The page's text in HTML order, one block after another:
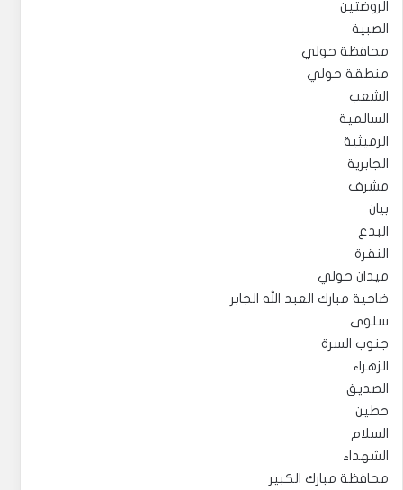
الروضتين
الصبية
محافظة حولي
منطقة حولي
الشعب
السالمية
الرميثية
الجابرية
مشرف
بيان
البدع
النقرة
ميدان حولي
ضاحية مبارك العبد الله الجابر
سلوى
جنوب السرة
الزهراء
الصديق
حطين
السلام
الشهداء
محافظة مبارك الكبير